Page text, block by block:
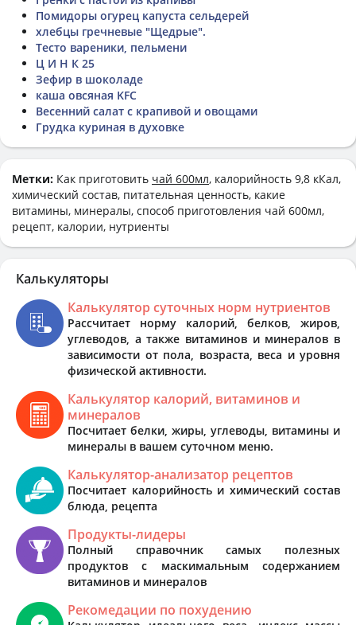
Помидоры огурец капуста сельдерей
хлебцы гречневые "Щедрые".
Тесто вареники, пельмени
Ц И Н К 25
Зефир в шоколаде
каша овсяная KFC
Весенний салат с крапивой и овощами
Грудка куриная в духовке
Метки: Как приготовить чай 600мл, калорийность 9,8 кКал,
химический состав, питательная ценность, какие
витамины, минералы, способ приготовления чай 600мл,
рецепт, калории, нутриенты
Калькуляторы
Калькулятор суточных норм нутриентов
Рассчитает норму калорий, белков, жиров,
углеводов, а также витаминов и минералов в
зависимости от пола, возраста, веса и уровня
физической активности.
Калькулятор калорий, витаминов и
минералов
Посчитает белки, жиры, углеводы, витамины и
минералы в вашем суточном меню.
Калькулятор-анализатор рецептов
Посчитает калорийность и химический состав
блюда, рецепта
Продукты-лидеры
Полный справочник самых полезных
продуктов с маскимальным содержанием
витаминов и минералов
Рекомедации по похудению